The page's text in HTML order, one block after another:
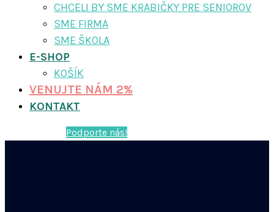
CHCELI BY SME KRABIČKY PRE SENIOROV
SME FIRMA
SME ŠKOLA
E-SHOP
KOŠÍK
VENUJTE NÁM 2%
KONTAKT
Podporte nás!